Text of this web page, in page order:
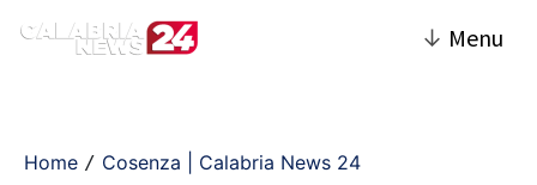
↓ Menu
Home / Cosenza | Calabria News 24